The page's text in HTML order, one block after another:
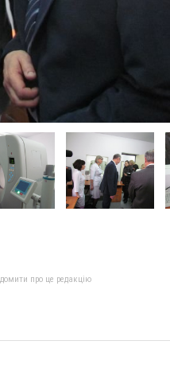
про це редакцію